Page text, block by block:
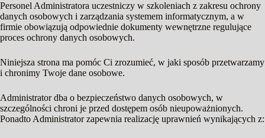
Personel Administratora uczestniczy w szkoleniach z zakresu ochrony
danych osobowych i zarządzania systemem informatycznym, a w
firmie obowiązują odpowiednie dokumenty wewnętrzne regulujące
proces ochrony danych osobowych.
Niniejsza strona ma pomóc Ci zrozumieć, w jaki sposób przetwarzamy
i chronimy Twoje dane osobowe.
Administrator dba o bezpieczeństwo danych osobowych, w
szczególności chroni je przed dostępem osób nieupoważnionych.
Ponadto Administrator zapewnia realizację uprawnień wynikających z: